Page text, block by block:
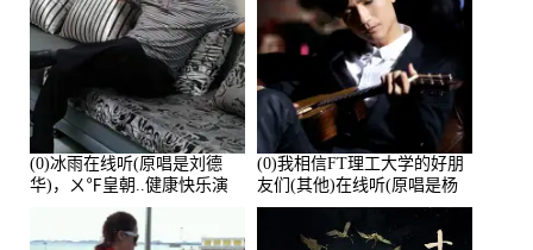
(0)冰雨在线听(原唱是刘德
华)，ㄨ℉皇朝..健康快乐演
唱点播:26643次
(0)我相信FT理工大学的好朋
友们(其他)在线听(原唱是杨
培安)，老乔演唱点播:23714